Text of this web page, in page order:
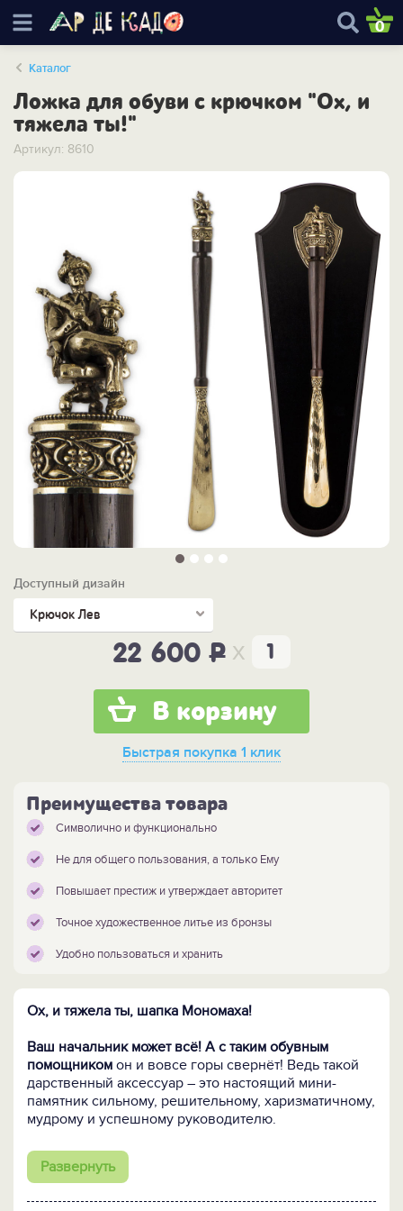
0
Каталог
Ложка для обуви с крючком "Ох, и
тяжела ты!"
Артикул: 8610
Доступный дизайн
Крючок Лев
22 600P x
В корзину
Быстрая покупка 1 клик
Преимущества товара
Символично и функционально
Не для общего пользования, а только Ему
Повышает престиж и утверждает авторитет
Точное художественное литье из бронзы
Удобно пользоваться и хранить
Ох, и тяжела ты, шапка Мономаха!
Ваш начальник может всё! А с таким обувным
помощником он и вовсе горы свернёт! Ведь такой
дарственный аксессуар – это настоящий мини-
памятник сильному, решительному, харизматичному,
мудрому и успешному руководителю.
На навершии ложки размещена миниатюрная
скульптурасидящего в кресле современно одетого
Развернуть